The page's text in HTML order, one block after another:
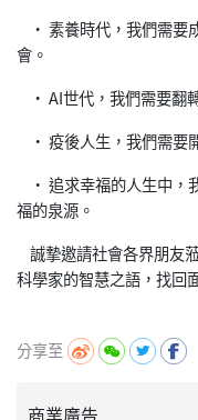
• 素養時代，我們需要
會。
• AI世代，我們需要翻
• 疫後人生，我們需要
• 追求幸福的人生中，
福的泉源。
誠摯邀請社會各界朋友
科學家的智慧之語，找回
分享至
商業廣告